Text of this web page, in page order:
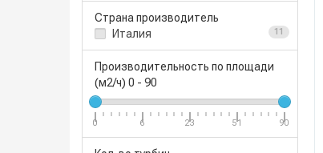
Страна производитель
Италия
11
Производительность по площади
(м2/ч) 0 - 90
0 6 23 51 90